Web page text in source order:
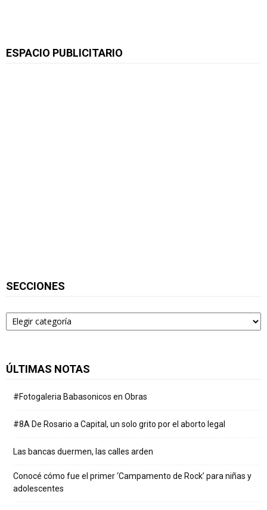
ESPACIO PUBLICITARIO
SECCIONES
Secciones
ÚLTIMAS NOTAS
#Fotogaleria Babasonicos en Obras
#8A De Rosario a Capital, un solo grito por el aborto legal
Las bancas duermen, las calles arden
Conocé cómo fue el primer ‘Campamento de Rock’ para niñas y
adolescentes